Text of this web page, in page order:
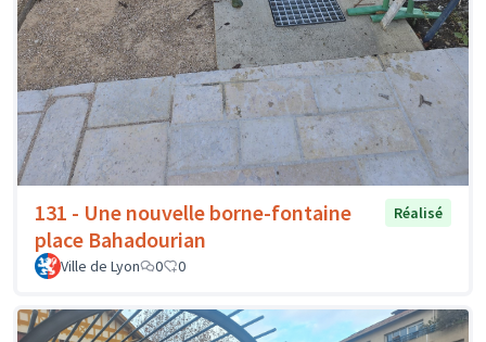
131 - Une nouvelle borne-fontaine
place Bahadourian
Réalisé
Ville de Lyon 0 0